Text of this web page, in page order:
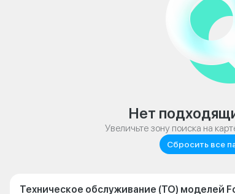
Нет
Увеличьте зону поиска на
Сбросить все
Техническое обслуживание (ТО) моделей